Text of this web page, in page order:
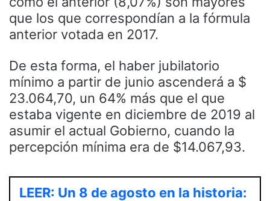
que los que correspondían a la fórmula
anterior votada en 2017.
De esta forma, el haber jubilatorio
mínimo a partir de junio ascenderá a $
23.064,70, un 64% más que el que
estaba vigente en diciembre de 2019 al
asumir el actual Gobierno, cuando la
percepción mínima era de $14.067,93.
LEER: Un 8 de agosto en la historia: